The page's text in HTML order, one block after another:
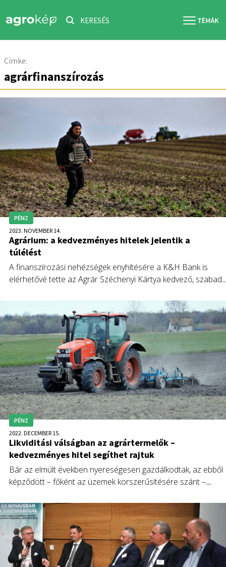
KERESÉS
Címke:
agrárfinanszírozás
PÉNZ
2023. NOVEMBER 14.
Agrárium: a kedvezményes hitelek jelentik a
túlélést
A finanszírozási nehézségek enyhítésére a K&H Bank is
elérhetővé tette az Agrár Széchenyi Kártya kedvező, szabad
szektorban tevékenykedő kkv-k számára – közölte a bank.
PÉNZ
2022. DECEMBER 15.
Likviditási válságban az agrártermelők –
kedvezményes hitel segíthet rajtuk
Bár az elmúlt években nyereségesen gazdálkodtak, az ebből
képződött – főként az üzemek korszerűsítésére szánt –
most az ígért kedvezményes hitelre várnak.